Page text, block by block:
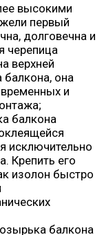
высокими
первый
долговечна и
черепица
верхней
она
и
исключительно
Крепить его
изолон быстро